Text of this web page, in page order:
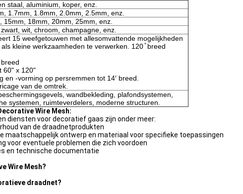
staal, aluminium, koper, enz.
1.7mm, 1.8mm, 2.0mm, 2.5mm, enz.
15mm, 18mm, 20mm, 25mm, enz.
wit, chroom, champagne, enz.
15 weefgetouwen met allesomvattende mogelijkheden
kleine werkzaamheden te verwerken. 120 ̊ breed
60" x 120"
en -vorming op persremmen tot 14′ breed.
van de omtrek.
wandbekleding, plafondsystemen,
systemen, ruimteverdelers, moderne structuren.
Wire Mesh:
diensten voor decoratief gaas zijn onder meer:
van de draadnetprodukten
maatschappelijk ontwerp en materiaal voor specifieke toepassingen
voor eventuele problemen die zich voordoen
en technische documentatie
Wire Mesh?
draadnet?